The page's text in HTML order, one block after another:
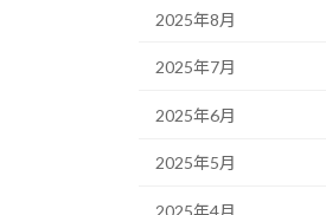
2025年8月
2025年7月
2025年6月
2025年5月
2025年4月